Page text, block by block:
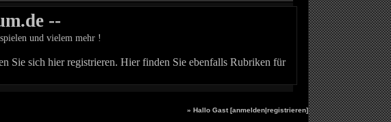
--
und vielem mehr !
Sie sich hier registrieren. Hier finden Sie ebenfalls Rubriken für
» Hallo Gast [anmelden|registrieren]